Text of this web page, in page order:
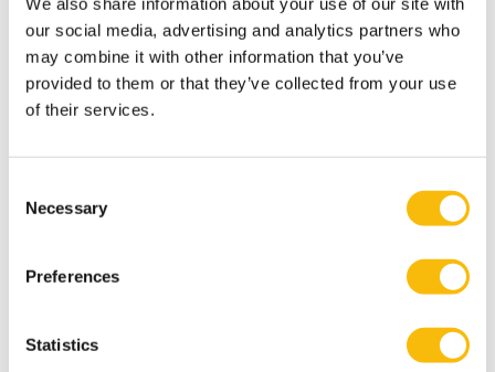
our social media, advertising and analytics partners who
may combine it with other information that you’ve
provided to them or that they’ve collected from your use
of their services.
Selection
Necessary
Preferences
Statistics
Rentmeesterschap:Rapporteren is meer dan cijfers
alleen.
Ondernemerschap:Doorontwikkeling van vakken
waarin ik een rol speel.
Lezen en tuinieren. Schaepkens is bijzonder
geïnteresseerd in de organisatie en bekostiging van de
collectieve sector.
Bensellam-Bouhtala, Malika, Frans Schaepkens, De
continuïteitsparagraaf bij zorginstellingen. Do we have